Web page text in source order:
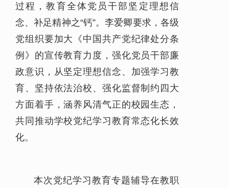
过程，教育全体党员干部坚定理想信
念、补足精神之“钙”。李爱卿要求，各级
党组织要加大《中国共产党纪律处分条
例》的宣传教育力度，强化党员干部廉
政意识，从坚定理想信念、加强学习教
育、坚持依法治校、强化监督制约四大
方面着手，涵养风清气正的校园生态，
共同推动学校党纪学习教育常态化长效
化。
本次党纪学习教育专题辅导在教职